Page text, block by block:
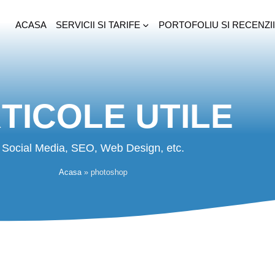
ACASA SERVICII SI TARIFE PORTOFOLIU SI RECENZII
UTILE
Social Media, SEO, Web Design, etc.
Acasa» photoshop